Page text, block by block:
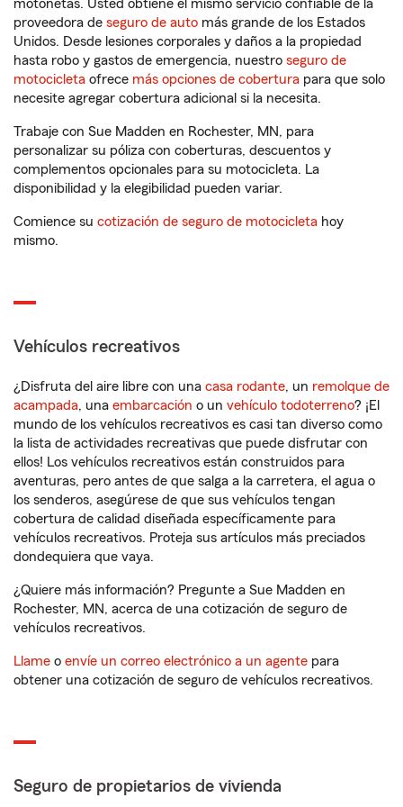
motonetas. Usted obtiene el mismo servicio confiable de la
proveedora de seguro de auto más grande de los Estados
Unidos. Desde lesiones corporales y daños a la propiedad
hasta robo y gastos de emergencia, nuestro seguro de
motocicleta ofrece más opciones de cobertura para que solo
necesite agregar cobertura adicional si la necesita.
Trabaje con Sue Madden en Rochester, MN, para
personalizar su póliza con coberturas, descuentos y
complementos opcionales para su motocicleta. La
disponibilidad y la elegibilidad pueden variar.
Comience su cotización de seguro de motocicleta hoy
mismo.
Vehículos recreativos
¿Disfruta del aire libre con una casa rodante, un remolque de
acampada, una embarcación o un vehículo todoterreno? ¡El
mundo de los vehículos recreativos es casi tan diverso como
la lista de actividades recreativas que puede disfrutar con
ellos! Los vehículos recreativos están construidos para
aventuras, pero antes de que salga a la carretera, el agua o
los senderos, asegúrese de que sus vehículos tengan
cobertura de calidad diseñada específicamente para
vehículos recreativos. Proteja sus artículos más preciados
dondequiera que vaya.
¿Quiere más información? Pregunte a Sue Madden en
Rochester, MN, acerca de una cotización de seguro de
vehículos recreativos.
Llame o envíe un correo electrónico a un agente para
obtener una cotización de seguro de vehículos recreativos.
Seguro de propietarios de vivienda